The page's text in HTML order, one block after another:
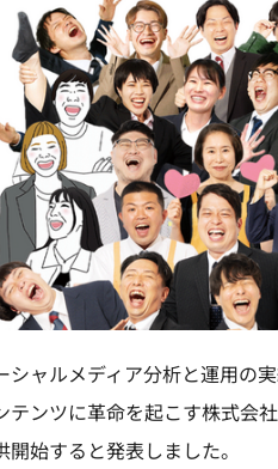
シャルメディア分析と運用の
テンツに革命を起こす株式会
開始すると発表しました。